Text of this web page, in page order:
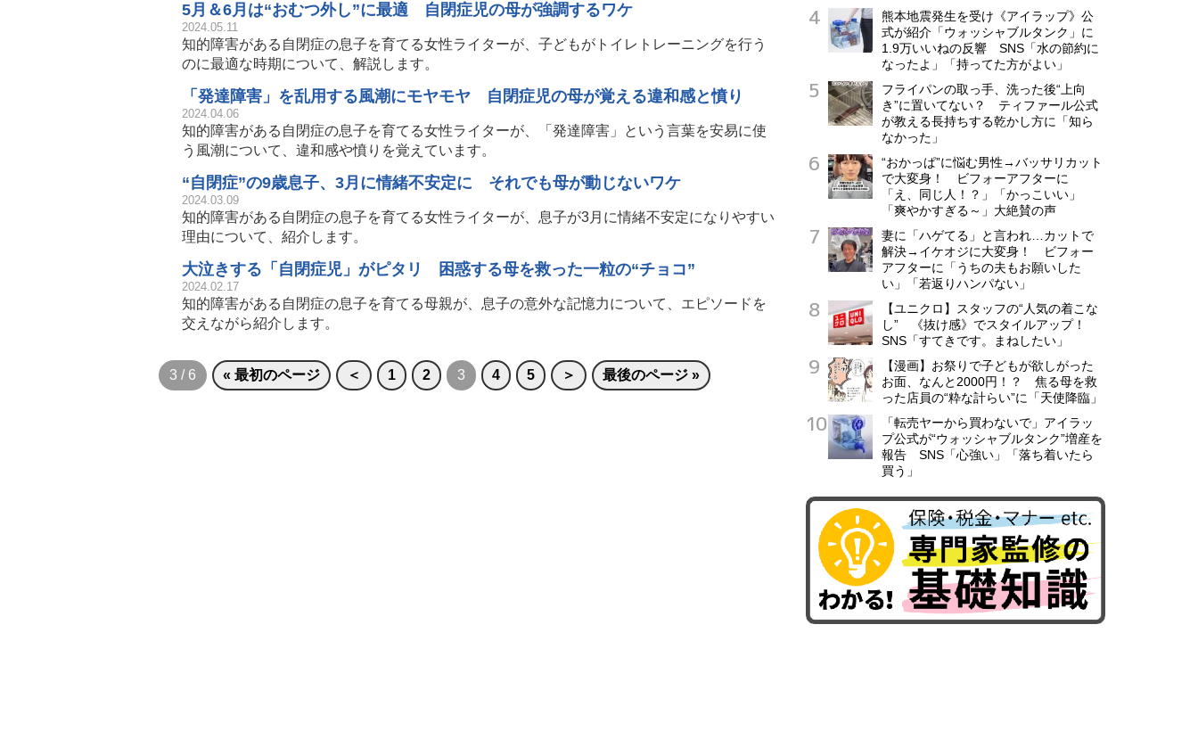
5月＆6月は“おむつ外し”に最適 自閉症児の母が強調するワケ
2024.05.11
知的障害がある自閉症の息子を育てる女性ライターが、子どもがトイレトレーニングを行う
のに最適な時期について、解説します。
「発達障害」を乱用する風潮にモヤモヤ 自閉症児の母が覚える違和感と憤り
2024.04.06
知的障害がある自閉症の息子を育てる女性ライターが、「発達障害」という言葉を安易に使
う風潮について、違和感や憤りを覚えています。
“自閉症”の9歳息子、3月に情緒不安定に それでも母が動じないワケ
2024.03.09
知的障害がある自閉症の息子を育てる女性ライターが、息子が3月に情緒不安定になりやすい
理由について、紹介します。
大泣きする「自閉症児」がピタリ 困惑する母を救った一粒の“チョコ”
2024.02.17
知的障害がある自閉症の息子を育てる母親が、息子の意外な記憶力について、エピソードを
交えながら紹介します。
3 / 6 « 最初のページ ＜ 1 2 3 4 5 ＞ 最後のページ »
熊本地震発生を受け《アイラップ》公
式が紹介「ウォッシャブルタンク」に
1.9万いいねの反響 SNS「水の節約に
なったよ」「持ってた方がよい」
フライパンの取っ手、洗った後“上向
き”に置いてない？ ティファール公式
が教える長持ちする乾かし方に「知ら
なかった」
“おかっぱ”に悩む男性→バッサリカット
で大変身！ ビフォーアフターに
「え、同じ人！？」「かっこいい」
「爽やかすぎる～」大絶賛の声
妻に「ハゲてる」と言われ…カットで
解決→イケオジに大変身！ ビフォー
アフターに「うちの夫もお願いした
い」「若返りハンパない」
【ユニクロ】スタッフの“人気の着こな
し” 《抜け感》でスタイルアップ！
SNS「すてきです。まねしたい」
【漫画】お祭りで子どもが欲しがった
お面、なんと2000円！？ 焦る母を救
った店員の“粋な計らい”に「天使降臨」
「転売ヤーから買わないで」アイラッ
プ公式が“ウォッシャブルタンク”増産を
報告 SNS「心強い」「落ち着いたら
買う」